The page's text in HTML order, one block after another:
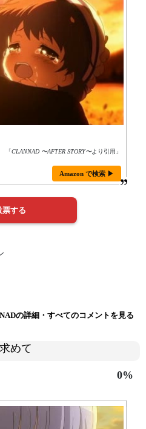
「CLANNAD 〜AFTER STORY〜より引用」
Amazon で検索 ▶
の詳細・すべてのコメントを見る
めて
0%